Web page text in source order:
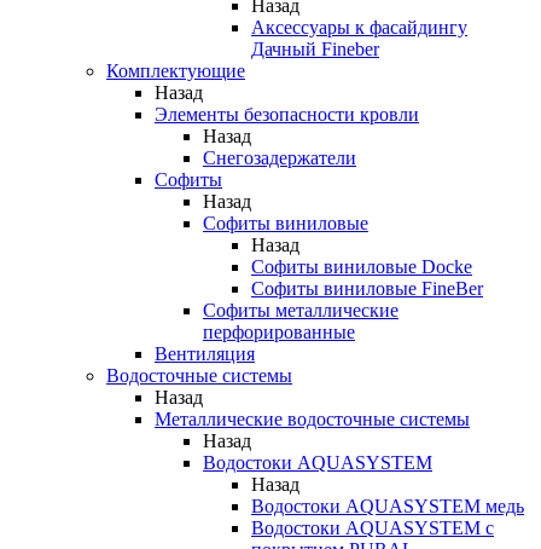
Назад
Аксессуары к фасайдингу
Дачный Fineber
Комплектующие
Назад
Элементы безопасности кровли
Назад
Снегозадержатели
Софиты
Назад
Софиты виниловые
Назад
Софиты виниловые Docke
Софиты виниловые FineBer
Софиты металлические
перфорированные
Вентиляция
Водосточные системы
Назад
Металлические водосточные системы
Назад
Водостоки AQUASYSTEM
Назад
Водостоки AQUASYSTEM медь
Водостоки AQUASYSTEM с